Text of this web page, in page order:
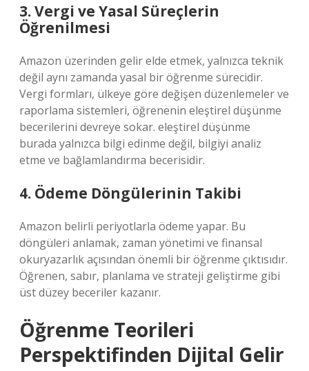
3. Vergi ve Yasal Süreçlerin
Öğrenilmesi
Amazon üzerinden gelir elde etmek, yalnızca teknik
değil aynı zamanda yasal bir öğrenme sürecidir.
Vergi formları, ülkeye göre değişen düzenlemeler ve
raporlama sistemleri, öğrenenin eleştirel düşünme
becerilerini devreye sokar. eleştirel düşünme
burada yalnızca bilgi edinme değil, bilgiyi analiz
etme ve bağlamlandırma becerisidir.
4. Ödeme Döngülerinin Takibi
Amazon belirli periyotlarla ödeme yapar. Bu
döngüleri anlamak, zaman yönetimi ve finansal
okuryazarlık açısından önemli bir öğrenme çıktısıdır.
Öğrenen, sabır, planlama ve strateji geliştirme gibi
üst düzey beceriler kazanır.
Öğrenme Teorileri
Perspektifinden Dijital Gelir